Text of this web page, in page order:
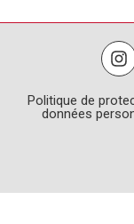
Politique de
données